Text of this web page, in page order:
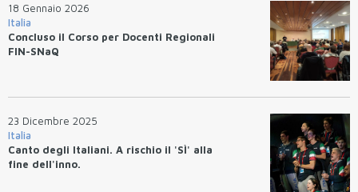
18 Gennaio 2026
Italia
Concluso il Corso per Docenti Regionali
FIN-SNaQ
23 Dicembre 2025
Italia
Canto degli Italiani. A rischio il 'SÌ' alla
fine dell'inno.